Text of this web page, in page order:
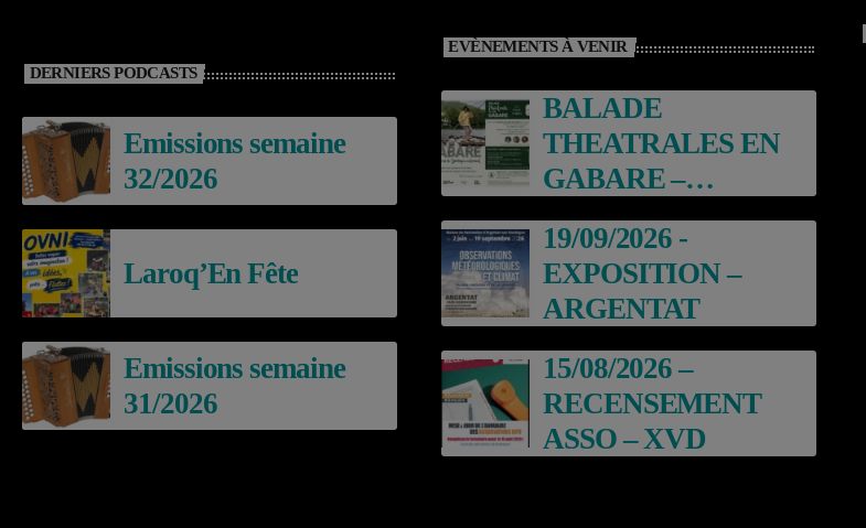
DERNIERS PODCASTS
Emissions semaine
32/2026
Laroq’En Fête
Emissions semaine
31/2026
EVÈNEMENTS À VENIR
BALADE
THEATRALES EN
GABARE –
ARGENTAT
19/09/2026 -
EXPOSITION –
ARGENTAT
15/08/2026 –
RECENSEMENT
ASSO – XVD